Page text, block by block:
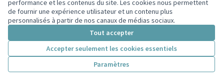
performance et les contenus du site. Les cookies nous permettent
de fournir une expérience utilisateur et un contenu plus
personnalisés à partir de nos canaux de médias sociaux.
Tout accepter
Accepter seulement les cookies essentiels
Paramètres
Stations de réparation
vélos
Retenue par le tri